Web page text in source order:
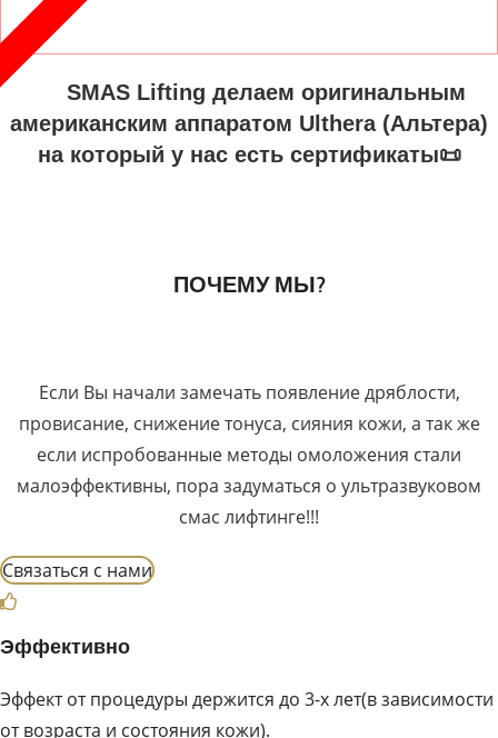
SMAS Lifting делаем оригинальным
американским аппаратом Ulthera (Альтера)
на который у нас есть сертификаты📜
ПОЧЕМУ МЫ?
Если Вы начали замечать появление дряблости,
провисание, снижение тонуса, сияния кожи, а так же
если испробованные методы омоложения стали
малоэффективны, пора задуматься о ультразвуковом
смас лифтинге!!!
Cвязаться с нами
Эффективно
Эффект от процедуры держится до 3-х лет(в зависимости
от возраста и состояния кожи).